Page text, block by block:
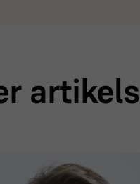
artikels